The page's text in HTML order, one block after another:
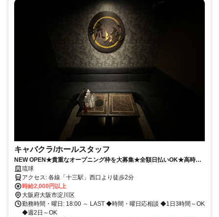
キャバクラ/ホールスタッフ
NEW OPEN★貴重なオープニング枠を大募集★全額日払いOK★高時給
＆高待遇をお約束★
琉球
アクセス: 各線「十三駅」西口より徒歩2分
時給2,000円以上
大阪府大阪市淀川区
勤務時間・曜日: 18:00 ～ LAST ◆時間・曜日応相談 ◆1日3時間～OK
◆週2日～OK